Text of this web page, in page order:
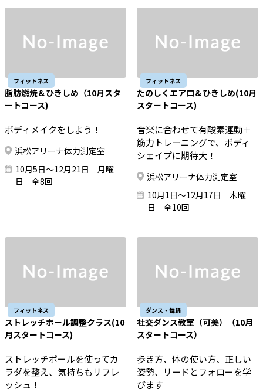
フィットネス
脂肪燃焼＆ひきしめ（10月スタ
ートコース)
ボディメイクをしよう！
浜松アリーナ体力測定室
10月5日～12月21日 月曜
日 全8回
フィットネス
たのしくエアロ＆ひきしめ(10月
スタートコース)
音楽に合わせて有酸素運動＋
筋力トレーニングで、ボディ
シェイプに期待大！
浜松アリーナ体力測定室
10月1日～12月17日 木曜
日 全10回
フィットネス
ストレッチポール調整クラス(10
月スタートコース)
ストレッチポールを使ってカ
ラダを整え、気持ちもリフレ
ッシュ！
ダンス・舞踊
社交ダンス教室（可美）（10月
スタートコース）
歩き方、体の使い方、正しい
姿勢、リードとフォローを学
びます